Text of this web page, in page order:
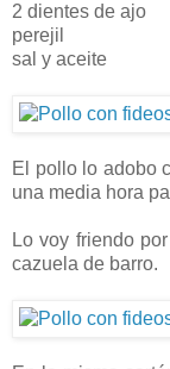
2 dientes de ajo
perejil
sal y aceite
El pollo lo adobo
una media hora
Lo voy friendo
cazuela de barro.